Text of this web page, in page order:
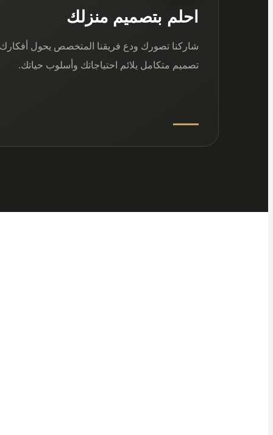
احلم بتصميم منزلك
شاركنا تصورك ودع فريقنا المتخصص يحول
تصميم متكامل يلائم احتياجاتك وأسلوب حياتك.